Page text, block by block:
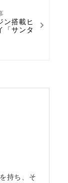
ン搭載ヒ
「サンタ
持ち、そ